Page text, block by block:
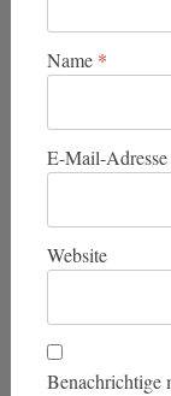
Name *
E-Mail-Adresse
Website
Benachrichtige